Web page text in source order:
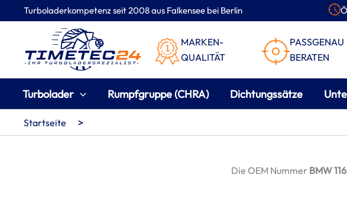
Turboladerkompetenz seit 2008 aus Falkensee bei Berlin
MARKEN-
QUALITÄT
PASSGENAU
BERATEN
Turbolader Rumpfgruppe (CHRA) Dichtungssätze
Inhalt
Startseite >
Die OEM Nummer BMW